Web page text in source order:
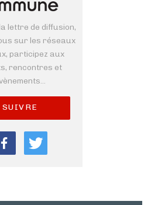
lettre de diffusion,
sur les réseaux
participez aux
rencontres et
SUIVRE